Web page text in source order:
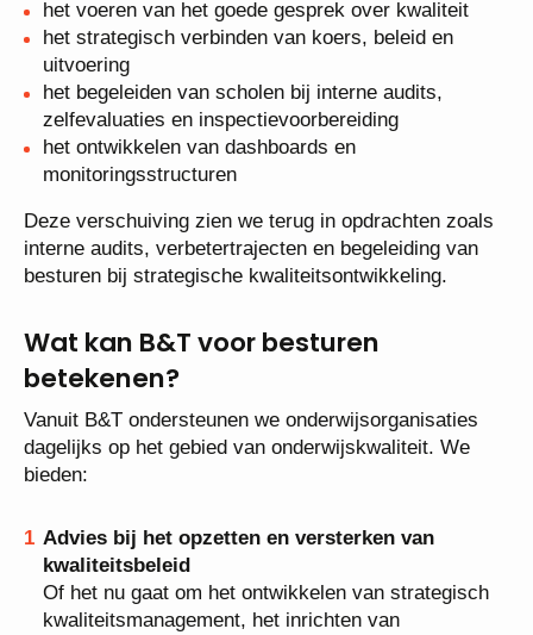
het voeren van het goede gesprek over kwaliteit
het strategisch verbinden van koers, beleid en
uitvoering
het begeleiden van scholen bij interne audits,
zelfevaluaties en inspectievoorbereiding
het ontwikkelen van dashboards en
monitoringsstructuren
Deze verschuiving zien we terug in opdrachten zoals
interne audits, verbetertrajecten en begeleiding van
besturen bij strategische kwaliteitsontwikkeling.
Wat kan B&T voor besturen
betekenen?
Vanuit B&T ondersteunen we onderwijsorganisaties
dagelijks op het gebied van onderwijskwaliteit. We
bieden:
Advies bij het opzetten en versterken van
kwaliteitsbeleid
Of het nu gaat om het ontwikkelen van strategisch
kwaliteitsmanagement, het inrichten van